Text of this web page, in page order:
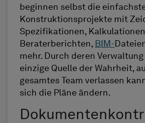
beginnen selbst die
Konstruktionsprojekte mit
Spezifikationen,
Beraterberichten, BIM -
mehr. Durch deren
einzige Quelle der Wahrheit,
gesamtes Team verlassen
sich die Pläne ändern.